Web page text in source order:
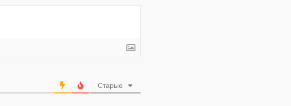
Старые